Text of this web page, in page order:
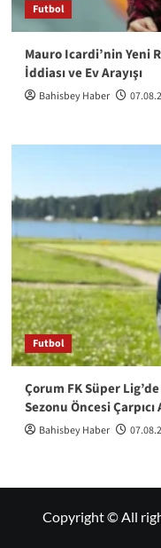
Futbol
Mauro Icardi’nin Yeni
İddiası ve Ev Arayışı
Bahisbey Haber
Futbol
Çorum FK Süper
Sezonu Öncesi
Bahisbey Haber
Copyright © All